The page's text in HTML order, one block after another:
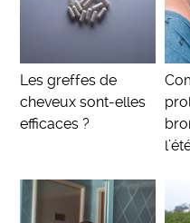
Les greffes de
cheveux sont-elles
efficaces ?